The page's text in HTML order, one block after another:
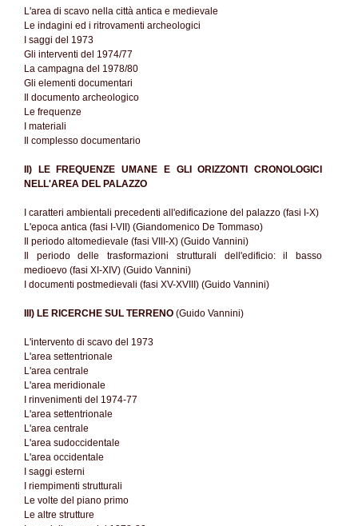
L'area di scavo nella città antica e medievale
Le indagini ed i ritrovamenti archeologici
I saggi del 1973
Gli interventi del 1974/77
La campagna del 1978/80
Gli elementi documentari
Il documento archeologico
Le frequenze
I materiali
Il complesso documentario
II) LE FREQUENZE UMANE E GLI ORIZZONTI CRONOLOGICI
NELL'AREA DEL PALAZZO
I caratteri ambientali precedenti all'edificazione del palazzo (fasi I-X)
L'epoca antica (fasi I-VII) (Giandomenico De Tommaso)
Il periodo altomedievale (fasi VIII-X) (Guido Vannini)
Il periodo delle trasformazioni strutturali dell'edificio: il basso
medioevo (fasi XI-XIV) (Guido Vannini)
I documenti postmedievali (fasi XV-XVIII) (Guido Vannini)
III) LE RICERCHE SUL TERRENO (Guido Vannini)
L'intervento di scavo del 1973
L'area settentrionale
L'area centrale
L'area meridionale
I rinvenimenti del 1974-77
L'area settentrionale
L'area centrale
L'area sudoccidentale
L'area occidentale
I saggi esterni
I riempimenti strutturali
Le volte del piano primo
Le altre strutture